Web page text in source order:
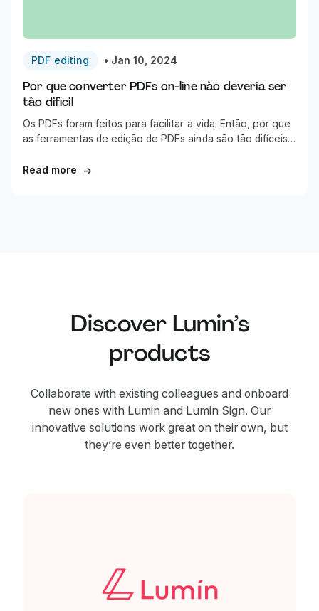
PDF editing • Jan 10, 2024
Por que converter PDFs on-line não deveria ser
tão difícil
Os PDFs foram feitos para facilitar a vida. Então, por que
as ferramentas de edição de PDFs ainda são tão difíceis
Read more
→
Discover Lumin’s
products
Collaborate with existing colleagues and onboard
new ones with Lumin and Lumin Sign. Our
innovative solutions work great on their own, but
they’re even better together.